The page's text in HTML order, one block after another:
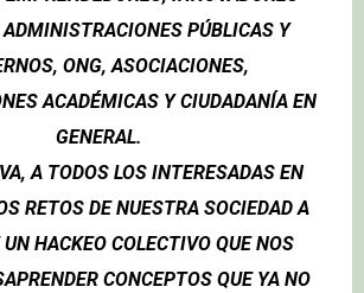
PÚBLICAS Y
ONG, ASOCIACIONES,
ACADÉMICAS Y CIUDADANÍA EN
GENERAL.
A TODOS LOS INTERESADAS EN
RETOS DE NUESTRA SOCIEDAD A
UN HACKEO COLECTIVO QUE NOS
CONCEPTOS QUE YA NO